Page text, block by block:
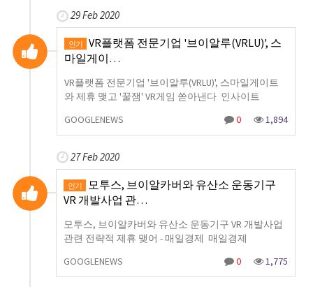
29 Feb 2020
인기
VR플랫폼 전문기업 '브이알루(VRLU)', 스
마일게이…
VR플랫폼 전문기업 '브이알루(VRLU)', 스마일게이트
와 제휴 맺고 '꿀잼' VR게임 쏟아낸다 인사이트
GOOGLENEWS
0 1,894
27 Feb 2020
인기
모투스, 브이알카버와 유산소 운동기구
VR 개발사업 관…
모투스, 브이알카버와 유산소 운동기구 VR 개발사업
관련 전략적 제휴 맺어 - 매일경제 매일경제
GOOGLENEWS
0 1,775